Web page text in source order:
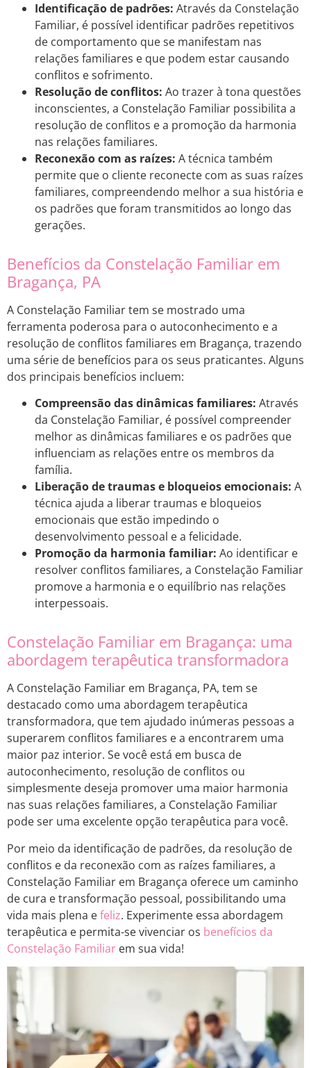
Identificação de padrões: Através da Constelação
Familiar, é possível identificar padrões repetitivos
de comportamento que se manifestam nas
relações familiares e que podem estar causando
conflitos e sofrimento.
Resolução de conflitos: Ao trazer à tona questões
inconscientes, a Constelação Familiar possibilita a
resolução de conflitos e a promoção da harmonia
nas relações familiares.
Reconexão com as raízes: A técnica também
permite que o cliente reconecte com as suas raízes
familiares, compreendendo melhor a sua história e
os padrões que foram transmitidos ao longo das
gerações.
Benefícios da Constelação Familiar em
Bragança, PA
A Constelação Familiar tem se mostrado uma
ferramenta poderosa para o autoconhecimento e a
resolução de conflitos familiares em Bragança, trazendo
uma série de benefícios para os seus praticantes. Alguns
dos principais benefícios incluem:
Compreensão das dinâmicas familiares: Através
da Constelação Familiar, é possível compreender
melhor as dinâmicas familiares e os padrões que
influenciam as relações entre os membros da
família.
Liberação de traumas e bloqueios emocionais: A
técnica ajuda a liberar traumas e bloqueios
emocionais que estão impedindo o
desenvolvimento pessoal e a felicidade.
Promoção da harmonia familiar: Ao identificar e
resolver conflitos familiares, a Constelação Familiar
promove a harmonia e o equilíbrio nas relações
interpessoais.
Constelação Familiar em Bragança: uma
abordagem terapêutica transformadora
A Constelação Familiar em Bragança, PA, tem se
destacado como uma abordagem terapêutica
transformadora, que tem ajudado inúmeras pessoas a
superarem conflitos familiares e a encontrarem uma
maior paz interior. Se você está em busca de
autoconhecimento, resolução de conflitos ou
simplesmente deseja promover uma maior harmonia
nas suas relações familiares, a Constelação Familiar
pode ser uma excelente opção terapêutica para você.
Por meio da identificação de padrões, da resolução de
conflitos e da reconexão com as raízes familiares, a
Constelação Familiar em Bragança oferece um caminho
de cura e transformação pessoal, possibilitando uma
vida mais plena efeliz. Experimente essa abordagem
terapêutica e permita-se vivenciar os benefícios da
Constelação Familiar em sua vida!